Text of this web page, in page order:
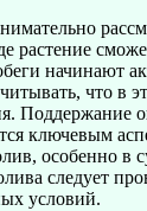
растение
начинают
что в
Поддержание
ключевым
особенно в
следует
условий.